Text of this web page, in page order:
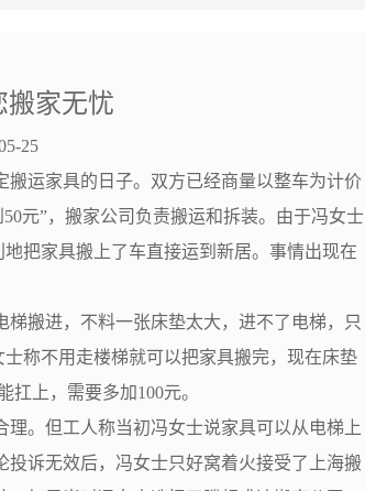
搬家无忧
25
运家具的日子。双方已经商量以整车为计价
元”，搬家公司负责搬运和拆装。由于冯女士
把家具搬上了车直接运到新居。事情出现在
搬进，不料一张床垫太大，进不了电梯，只
称不用走楼梯就可以把家具搬完，现在床垫
能扛上，需要多加100元。
。但工人称当初冯女士说家具可以从电梯上
诉无效后，冯女士只好窝着火接受了上海搬